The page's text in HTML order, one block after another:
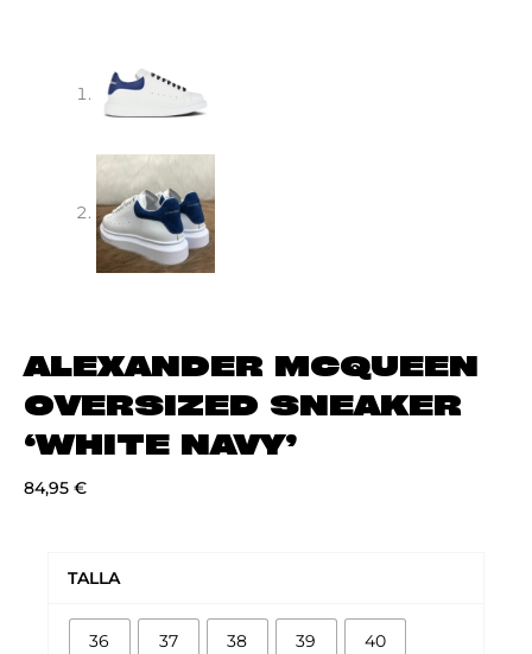
ALEXANDER MCQUEEN
OVERSIZED SNEAKER
‘WHITE NAVY’
84,95 €
TALLA
36 37 38 39 40
SNEAKER
'WHITE